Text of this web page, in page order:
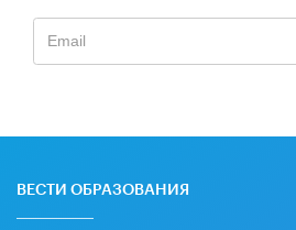
ВЕСТИ ОБРАЗОВАНИЯ